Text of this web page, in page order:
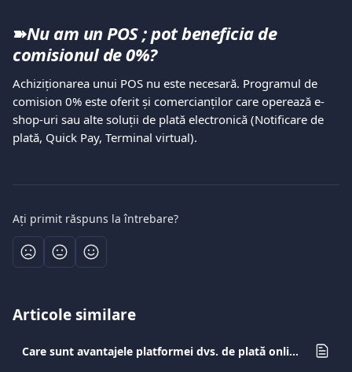
➽Nu am un POS ; pot beneficia de
comisionul de 0%?
Achiziționarea unui POS nu este necesară. Programul de
comision 0% este oferit și comercianților care operează e-
shop-uri sau alte soluții de plată electronică (Notificare de
plată, Quick Pay, Terminal virtual).
Ați primit răspuns la întrebare?
Articole similare
Care sunt avantajele platformei dvs. de plată online?